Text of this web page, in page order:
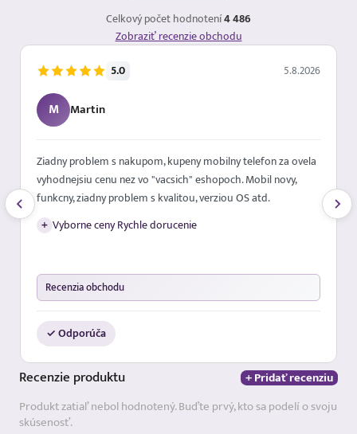
Celkový počet hodnotení4 486
Zobraziť recenzie obchodu
5.0 5.8.2026
M Martin
Ziadny problem s nakupom, kupeny mobilny telefon za ovela
vyhodnejsiu cenu nez vo "vacsich" eshopoch. Mobil novy,
funkcny, ziadny problem s kvalitou, verziou OS atd.
+ Vyborne ceny Rychle dorucenie
Recenzia obchodu
✓ Odporúča
Recenzie produktu
+ Pridať recenziu
Produkt zatiaľ nebol hodnotený. Buďte prvý, kto sa podelí o svoju
skúsenosť.